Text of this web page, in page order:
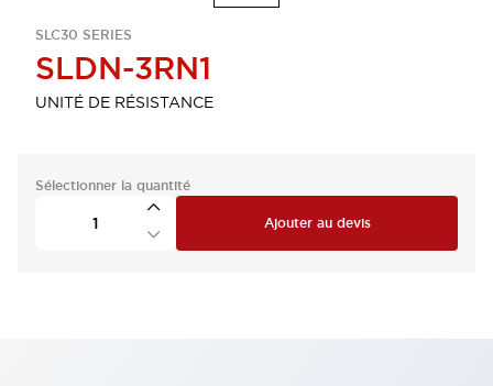
SLC30 SERIES
SLDN-3RN1
UNITÉ DE RÉSISTANCE
Sélectionner la quantité
Ajouter au devis